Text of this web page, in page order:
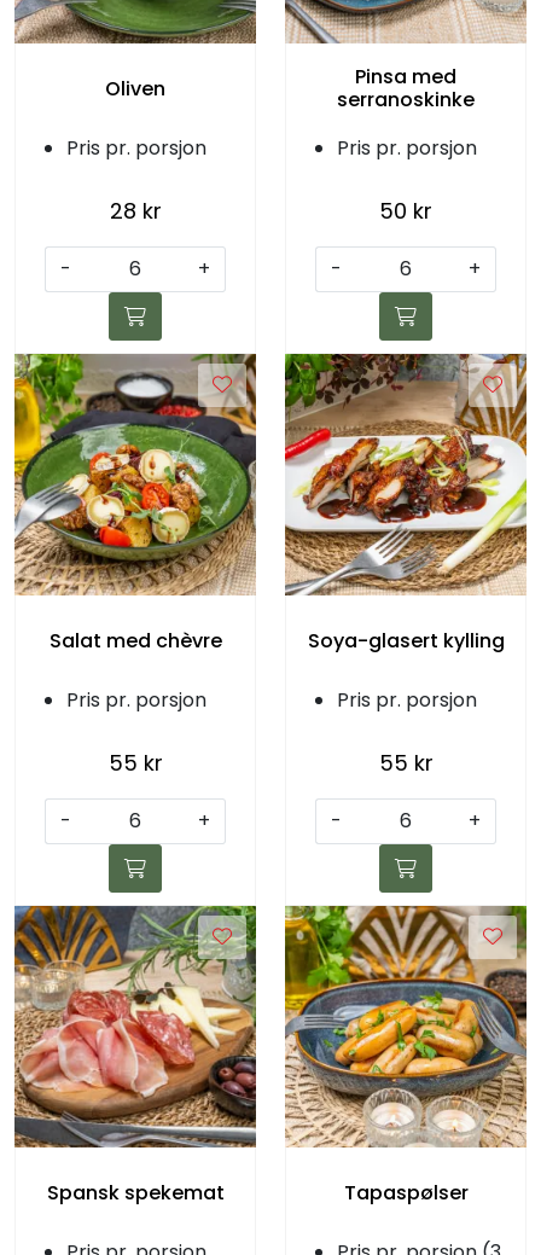
Oliven
Pris pr. porsjon
28 kr
- +
Pinsa med
serranoskinke
Pris pr. porsjon
50 kr
- +
Salat med chèvre
Pris pr. porsjon
55 kr
- +
Soya-glasert kylling
Pris pr. porsjon
55 kr
- +
Spansk spekemat Tapaspølser